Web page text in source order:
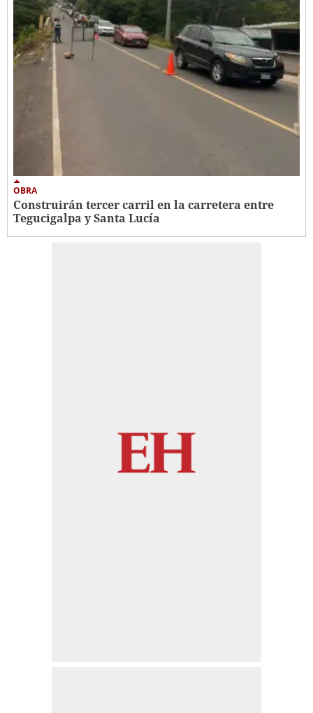
OBRA
Construirán tercer carril en la carretera entre
Tegucigalpa y Santa Lucía